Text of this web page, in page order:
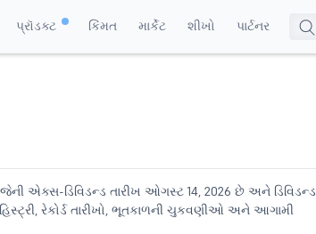
પ્રૉડક્ટ કિંમત માર્કેટ શીખો પાર્ટનર
જેની એક્સ-ડિવિડન્ડ તારીખ ઓગસ્ટ 14, 2026 છે અને ડિવિડન્ડ
રેકોર્ડ તારીખો, ભૂતકાળની ચુકવણીઓ અને આગામી